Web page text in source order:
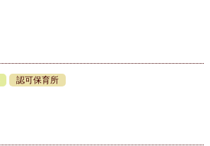
認可保育所